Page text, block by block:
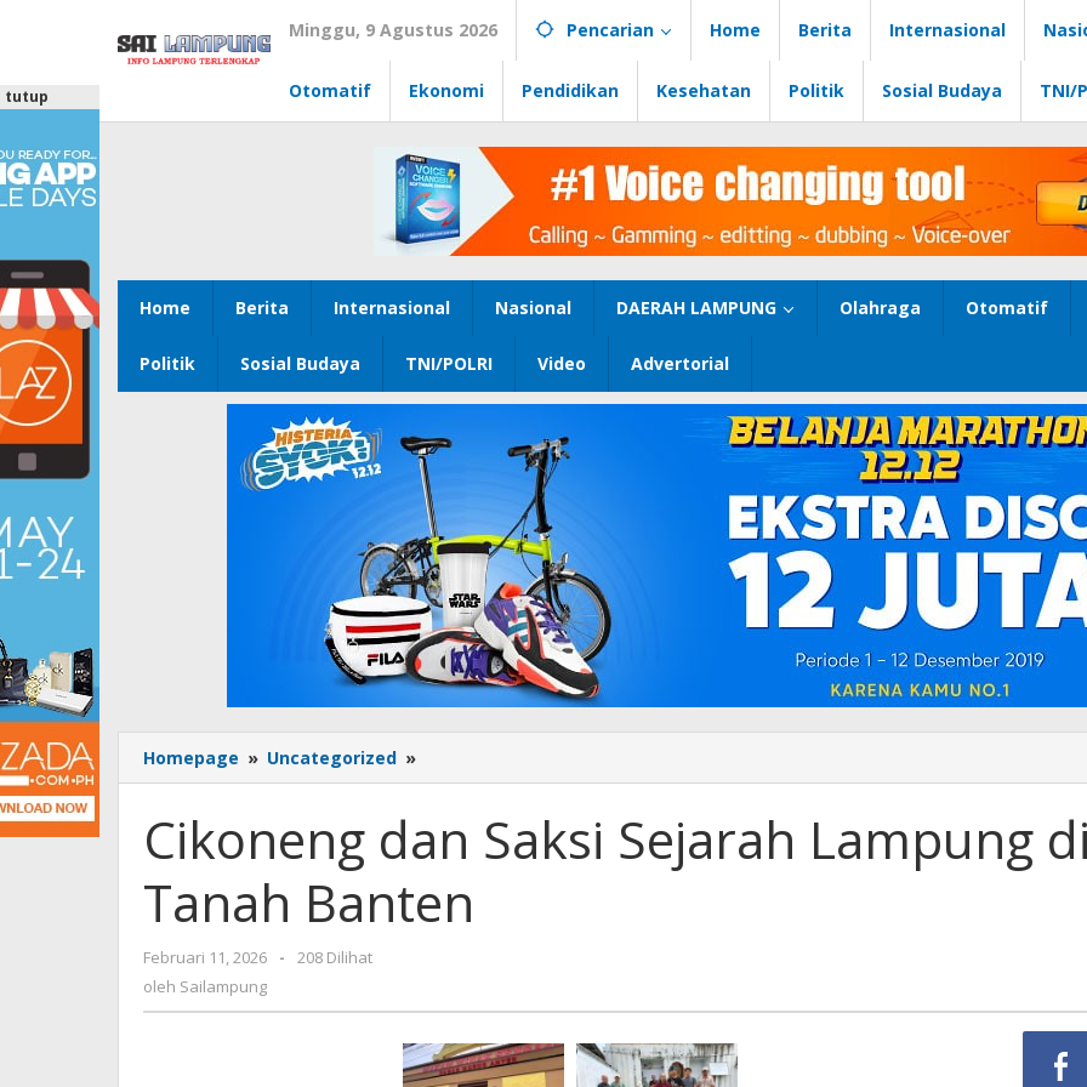
Minggu, 9 Agustus 2026 Pencarian Home Berita Internasional
Otomatif Ekonomi Pendidikan Kesehatan Politik Sosial Budaya TNI/
Home Berita Internasional Nasional DAERAH LAMPUNG Olahraga Otomatif
Politik Sosial Budaya TNI/POLRI Video Advertorial
tutup
Homepage » Uncategorized »
dan
Sejarah
Lampung
Tanah
Cikoneng dan Saksi Sejarah Lampung
Tanah Banten
Februari 11, 2026
oleh
-
208 Dilihat
oleh Sailampung